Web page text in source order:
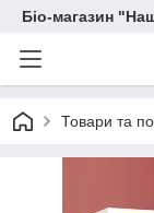
Біо-магазин
Товари та